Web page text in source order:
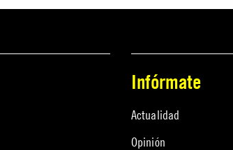
Infórmate
Actualidad
Opinión